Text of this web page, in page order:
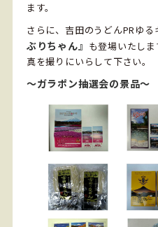
ます。
さらに、吉田のうどんPRゆる
ぶりちゃん』 も登場いたし
真を撮りにいらして下さい。
～ガラポン抽選会の景品～